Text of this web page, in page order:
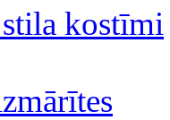
kostīmi